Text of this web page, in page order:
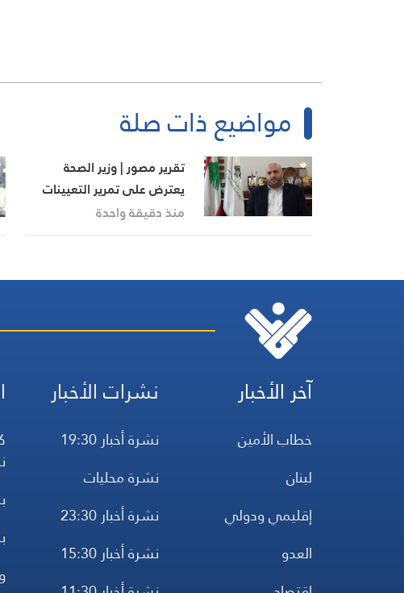
مواضيع ذات صلة
تقرير مصور | وزير الصحة
يعترض على تمرير التعيينات
في بعض الملفات
منذ دقيقة واحدة
آخر الأخبار
خطاب الأمين
لبنان
إقليمي ودولي
العدو
نشرات الأخبار
نشرة أخبار 19:30
نشرة محليات
نشرة أخبار 23:30
نشرة أخبار 15:30